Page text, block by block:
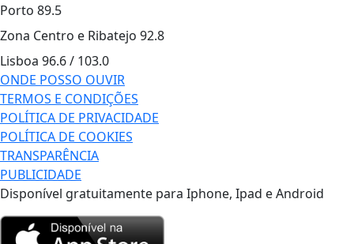
Porto 89.5
Zona Centro e Ribatejo 92.8
Lisboa 96.6 / 103.0
ONDE POSSO OUVIR
TERMOS E CONDIÇÕES
POLÍTICA DE PRIVACIDADE
POLÍTICA DE COOKIES
TRANSPARÊNCIA
PUBLICIDADE
Disponível gratuitamente para Iphone, Ipad e Android